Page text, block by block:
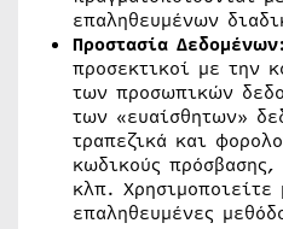
επαληθευμένων
Προστασία Δεδομένων:
προσεκτικοί με την
των προσωπικών
των «ευαίσθητων»
τραπεζικά και
κωδικούς πρόσβασης,
κλπ.
επαληθευμένες